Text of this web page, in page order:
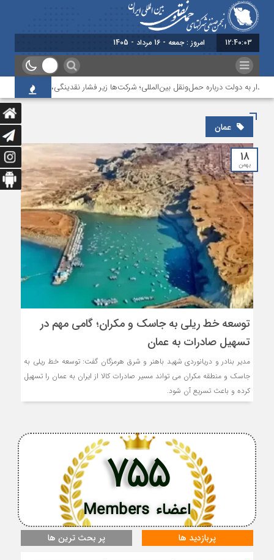
12:40:04 امروز : جمعه - 16 مرداد - 1405
به دولت درباره حمل‌ونقل بین‌المللی؛ شرکت‌ها زیر فشار نقدینگی، مالیات و افت
عمان
۱۸
بهمن
توسعه خط ریلی به جاسک و مکران؛ گامی مهم در
تسهیل صادرات به عمان
مدیر بنادر و دریانوردی شهید باهنر و شرق هرمزگان گفت: توسعه خط ریلی به
جاسک و منطقه مکران می تواند مسیر صادرات کالا از ایران به عمان را تسهیل
کرده و باعث تسریع آن شود.
اعضاء Members
755
پربازدید ها پر بحث ترین ها